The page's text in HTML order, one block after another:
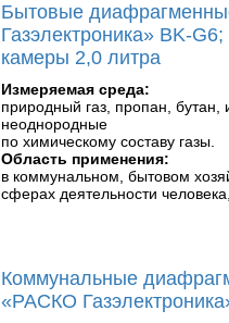
Бытовые
Газэлектроника» BK-
камеры 2,0 литра
Измеряемая среда:
природный газ, пропан, бутан,
неоднородные
по химическому составу газы.
Область применения:
в коммунальном, бытовом
сферах деятельности
Коммунальные
«РАСКО